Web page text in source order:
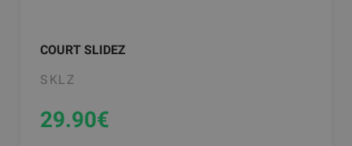
COURT SLIDEZ
SKLZ
29.90€